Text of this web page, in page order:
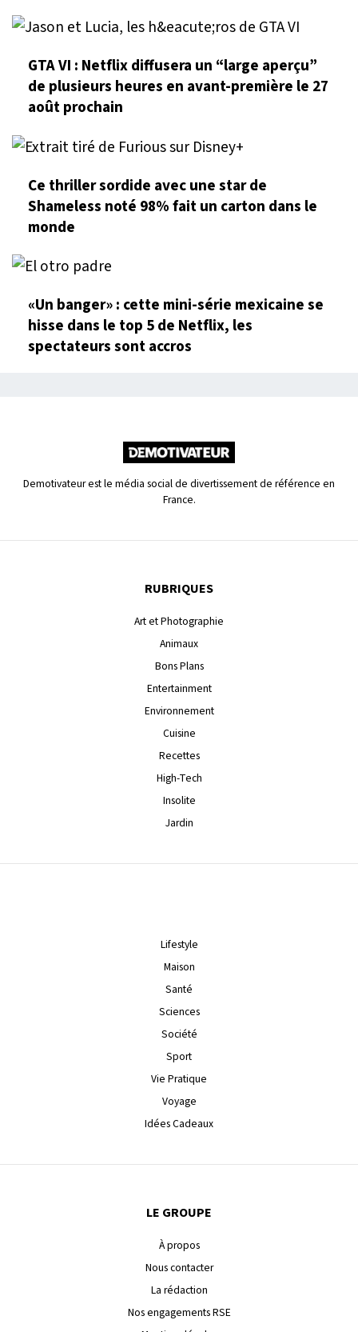
GTA VI : Netflix diffusera un “large aperçu”
de plusieurs heures en avant-première le 27
août prochain
Ce thriller sordide avec une star de
Shameless noté 98% fait un carton dans le
monde
«Un banger» : cette mini-série mexicaine se
hisse dans le top 5 de Netflix, les
spectateurs sont accros
Demotivateur est le média social de divertissement de référence en
France.
RUBRIQUES
Art et Photographie
Animaux
Bons Plans
Entertainment
Environnement
Cuisine
Recettes
High-Tech
Insolite
Jardin
Lifestyle
Maison
Santé
Sciences
Société
Sport
Vie Pratique
Voyage
Idées Cadeaux
LE GROUPE
À propos
Nous contacter
La rédaction
Nos engagements RSE